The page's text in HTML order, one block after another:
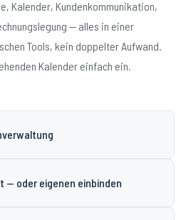
Kalender, Kundenkommunikation,
— alles in einer
Tools, kein doppelter Aufwand.
Kalender einfach ein.
— oder eigenen einbinden